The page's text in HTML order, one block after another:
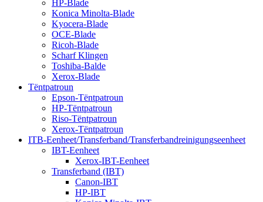
HP-Blade
Konica Minolta-Blade
Kyocera-Blade
OCE-Blade
Ricoh-Blade
Scharf Klingen
Toshiba-Balde
Xerox-Blade
Tëntpatroun
Epson-Tëntpatroun
HP-Tëntpatroun
Riso-Tëntpatroun
Xerox-Tëntpatroun
ITB-Eenheet/Transferband/Transferbandreinigungseenheet
IBT-Eenheet
Xerox-IBT-Eenheet
Transferband (IBT)
Canon-IBT
HP-IBT